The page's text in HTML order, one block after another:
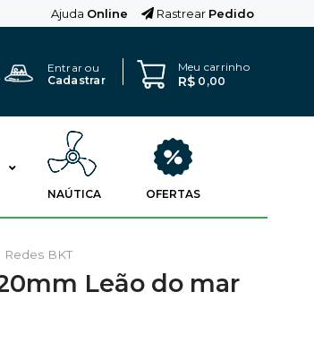
Ajuda Online Rastrear Pedido
Entrar ou
Cadastrar
Meu carrinho
R$ 0,00
NAÚTICA OFERTAS
Redes BKT
Leão do mar